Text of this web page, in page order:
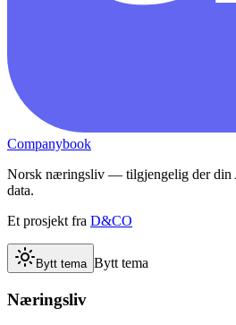
Companybook
Norsk næringsliv — tilgjengelig der din
data.
Et prosjekt fra D&CO
Bytt tema Bytt tema
Næringsliv